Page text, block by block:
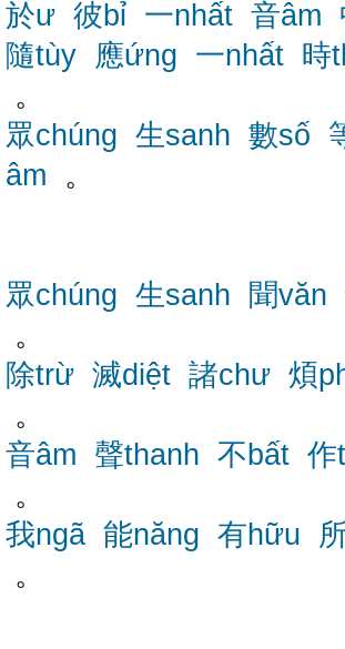
於ư 彼bỉ 一nhất 音âm
隨tùy
應ứng 一nhất 時
。
眾chúng 生sanh 數số
âm 。
眾chúng 生sanh 聞văn
。
除trừ 滅diệt 諸chư 煩
。
音âm 聲thanh 不bất 作
。
我ngã 能năng 有hữu
。